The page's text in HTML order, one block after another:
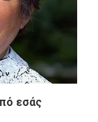
εσάς